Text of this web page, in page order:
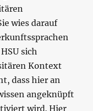
wies darauf
sich
Kontext
dass hier an
angeknüpft
wird. Hier